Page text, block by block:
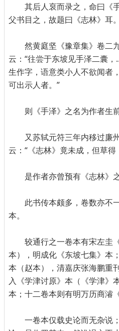
其后人裒而录之，命曰《
父书目之，故题曰《志林》耳
然黄庭坚《豫章集》卷二
云：“往尝于东坡见手泽二囊
生作字，语意类小人不欲闻者
可出示人者。”
则《手泽》之名为作者生
又苏轼元符三年内移过廉
云：“《志林》竟未成，但草
是作者亦曾预有《志林》之
此书传本颇多，卷数亦不
本。
较通行之一卷本有宋左圭
本），明成化《东坡七集》本
本（赵本），清嘉庆张海鹏重
入《学津讨原》本（《学津》
本；十二卷本则有明万历商濬
一卷本仅载史论而无杂说